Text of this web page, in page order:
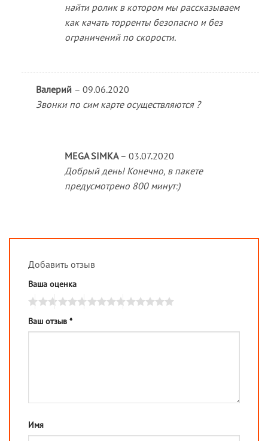
найти ролик в котором мы рассказываем
как качать торренты безопасно и без
ограничений по скорости.
Валерий – 09.06.2020
Звонки по сим карте осуществляются ?
MEGA SIMKA – 03.07.2020
Добрый день! Конечно, в пакете
предусмотрено 800 минут:)
Добавить отзыв
Ваша оценка
Ваш отзыв *
Имя